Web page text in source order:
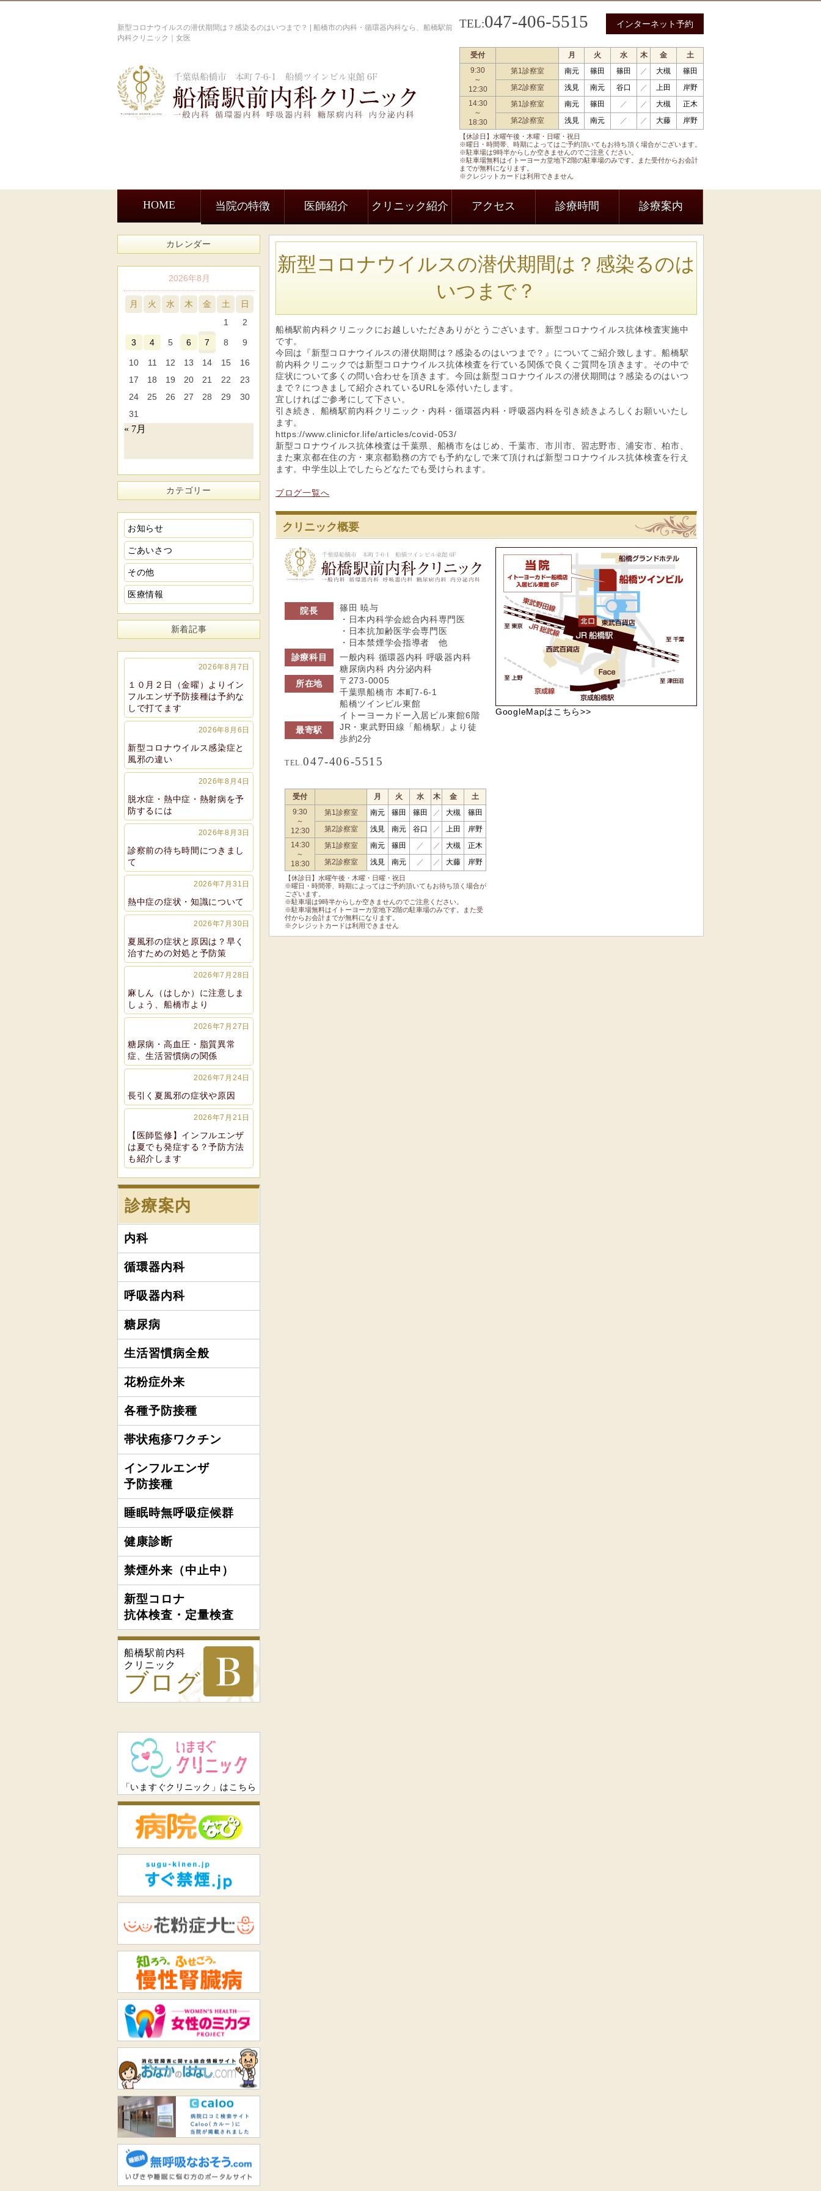
新型コロナウイルスの潜伏期間は？感染るのはいつまで？ | 船橋市の内科・循環器内科なら、船橋駅前
内科クリニック｜女医
船橋駅前内科クリニック 一般内科 循環器内科 呼吸器内科 糖尿病内科 内分泌内科
TEL:047-406-5515 インターネット予約
【休診日】水曜午後・木曜・日曜・祝日
※曜日・時間帯、時期によってはご予約頂いてもお待ち頂く場合がございます。
※駐車場は9時半からしか空きませんのでご注意ください。
※駐車場無料はイトーヨーカ堂地下2階の駐車場のみです。また受付からお会計
までが無料になります。
※クレジットカードは利用できません
受付 月 火 水 木 金
土
9:30
～
12:30
第1診察室 南元 篠田 篠田 ／ 大槻
篠田
第2診察室
浅見 南元 谷口 ／ 上田
岸野
14:30
～
18:30
第1診察室 南元 篠田 ／ ／ 大槻
正木
第2診察室
浅見 南元 ／ ／ 大藤 岸野
HOME 当院の特徴 医師紹介 クリニック紹介 アクセス 診療時間 診療案内
新型コロナウイルスの潜伏期間は？感染るのは
いつまで？
船橋駅前内科クリニックにお越しいただきありがとうございます。新型コロナウイルス抗体検査実施中
です。
今回は『新型コロナウイルスの潜伏期間は？感染るのはいつまで？』についてご紹介致します。船橋駅
前内科クリニックでは新型コロナウイルス抗体検査を行ている関係で良くご質問を頂きます。その中で
症状について多くの問い合わせを頂きます。今回は新型コロナウイルスの潜伏期間は？感染るのはいつ
まで？につきまして紹介されているURLを添付いたします。
宜しければご参考にして下さい。
引き続き、船橋駅前内科クリニック・内科・循環器内科・呼吸器内科を引き続きよろしくお願いいたし
ます。
https://www.clinicfor.life/articles/covid-053/
新型コロナウイルス抗体検査は千葉県、船橋市をはじめ、千葉市、市川市、習志野市、浦安市、柏市、
また東京都在住の方・東京都勤務の方でも予約なしで来て頂ければ新型コロナウイルス抗体検査を行え
ます。中学生以上でしたらどなたでも受けられます。
ブログ一覧へ
クリニック概要
船橋駅前内科クリニック
院長
篠田 暁与
・日本内科学会総合内科専門医
・日本抗加齢医学会専門医
・日本禁煙学会指導者 他
診療科目
一般内科 循環器内科 呼吸器内科
糖尿病内科 内分泌内科
所在地
〒273-0005
千葉県船橋市 本町7-6-1
船橋ツインビル東館
イトーヨーカドー入居ビル東館6階
最寄駅
JR・東武野田線「船橋駅」より徒
歩約2分
TEL.047-406-5515
【休診日】水曜午後・木曜・日曜・祝日
※曜日・時間帯、時期によってはご予約頂いてもお待ち頂く場合が
ございます。
※駐車場は9時半からしか空きませんのでご注意ください。
※駐車場無料はイトーヨーカ堂地下2階の駐車場のみです。また受
付からお会計までが無料になります。
※クレジットカードは利用できません
受付 月 火 水 木 金
土
9:30
～
12:30
第1診察室 南元 篠田 篠田 ／ 大槻
篠田
第2診察室
浅見 南元 谷口 ／ 上田
岸野
14:30
～
18:30
第1診察室 南元 篠田 ／ ／ 大槻
正木
第2診察室
浅見 南元 ／ ／ 大藤 岸野
GoogleMapはこちら>>
カレンダー
2026年8月
月 火 水 木 金 土
日
1
2
3 4 5 6 7 8 9
10 11 12 13 14 15
16
17
18 19 20 21 22
23
24
25 26 27 28 29
30
31
« 7月
カテゴリー
お知らせ
ごあいさつ
その他
医療情報
新着記事
2026年8月7日
１０月２日（金曜）よりイン
フルエンザ予防接種は予約な
しで打てます
2026年8月6日
新型コロナウイルス感染症と
風邪の違い
2026年8月4日
脱水症・熱中症・熱射病を予
防するには
2026年8月3日
診察前の待ち時間につきまし
て
2026年7月31日
熱中症の症状・知識について
2026年7月30日
夏風邪の症状と原因は？早く
治すための対処と予防策
2026年7月28日
麻しん（はしか）に注意しま
しょう、船橋市より
2026年7月27日
糖尿病・高血圧・脂質異常
症、生活習慣病の関係
2026年7月24日
長引く夏風邪の症状や原因
2026年7月21日
【医師監修】インフルエンザ
は夏でも発症する？予防方法
も紹介します
診療案内
内科
循環器内科
呼吸器内科
糖尿病
生活習慣病全般
花粉症外来
各種予防接種
帯状疱疹ワクチン
インフルエンザ
予防接種
睡眠時無呼吸症候群
健康診断
禁煙外来（中止中）
新型コロナ
抗体検査・定量検査
船橋駅前内科
クリニック
ブログ
「いますぐクリニック」はこちら